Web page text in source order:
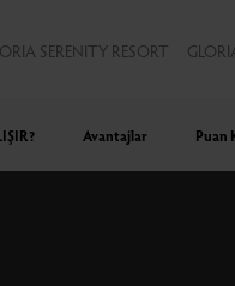
SERENITY RESORT
Avantajlar Puan